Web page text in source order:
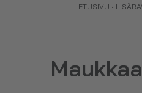
ETUSIVU •